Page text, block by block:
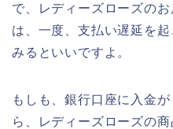
で、レディーズローズの
は、一度、支払い遅延を
みるといいですよ。
もしも、銀行口座に入金
ら、レディーズローズの